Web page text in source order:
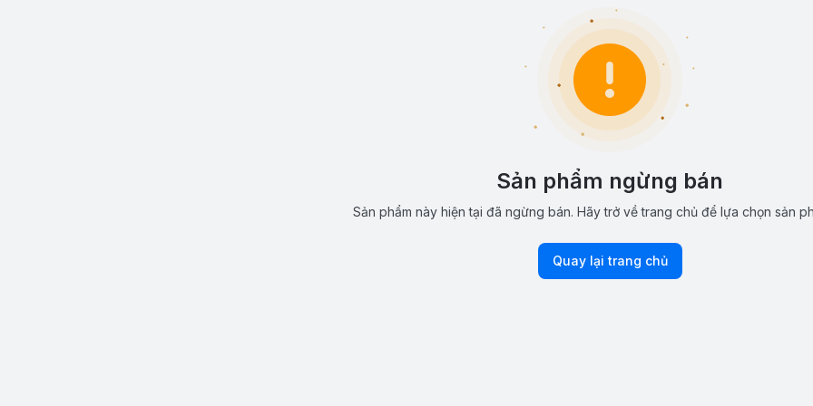
Sản phẩm ngừng bán
Sản phẩm này hiện tại đã ngừng bán. Hãy trở về trang chủ để lựa chọn sản
Quay lại trang chủ